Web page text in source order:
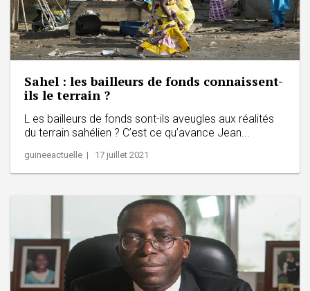
Sahel : les bailleurs de fonds connaissent-
ils le terrain ?
L es bailleurs de fonds sont-ils aveugles aux réalités
du terrain sahélien ? C’est ce qu’avance Jean...
guineeactuelle | 17 juillet 2021